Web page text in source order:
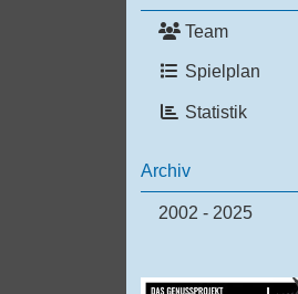
Team
Spielplan
Statistik
Archiv
2002 - 2025